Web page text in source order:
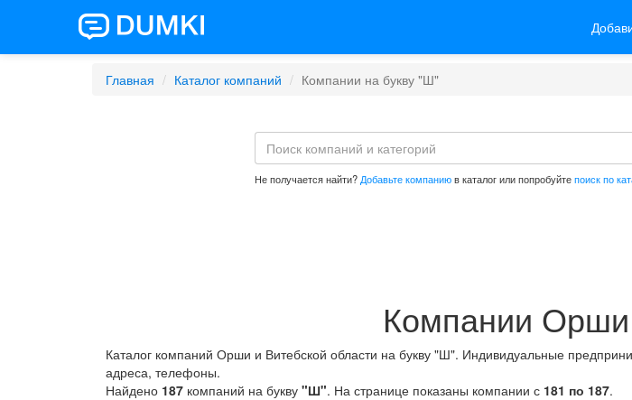
Главная Каталог компаний Компании на букву "Ш"
Не получается найти? Добавьте компаниюв каталог или попробуйтепоиск по
Компании
Каталог компаний Орши и Витебской области на букву "Ш". Индивидуальные
адреса, телефоны.
Найдено 187 компаний на букву "Ш". На странице показаны компании с 181 по 187.